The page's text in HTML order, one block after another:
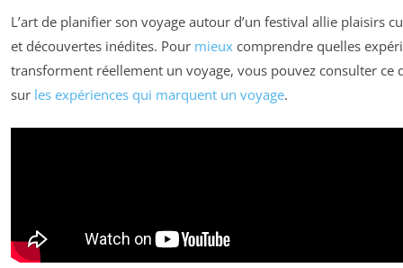
L’art de planifier son voyage autour d’un festival allie plaisirs
et découvertes inédites. Pour mieux comprendre quelles
transforment réellement un voyage, vous pouvez consulter ce
sur les expériences qui marquent un voyage.